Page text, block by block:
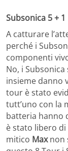
Subsonica 5 + 1
A catturare
perché i
componenti
No, i
insieme danno
tour è stato
tutt’uno con la
batteria hanno
è stato libero
mitico Maxnon